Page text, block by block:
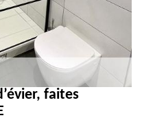
faites